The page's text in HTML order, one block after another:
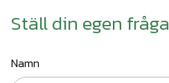
Ställ din egen fråga
Namn